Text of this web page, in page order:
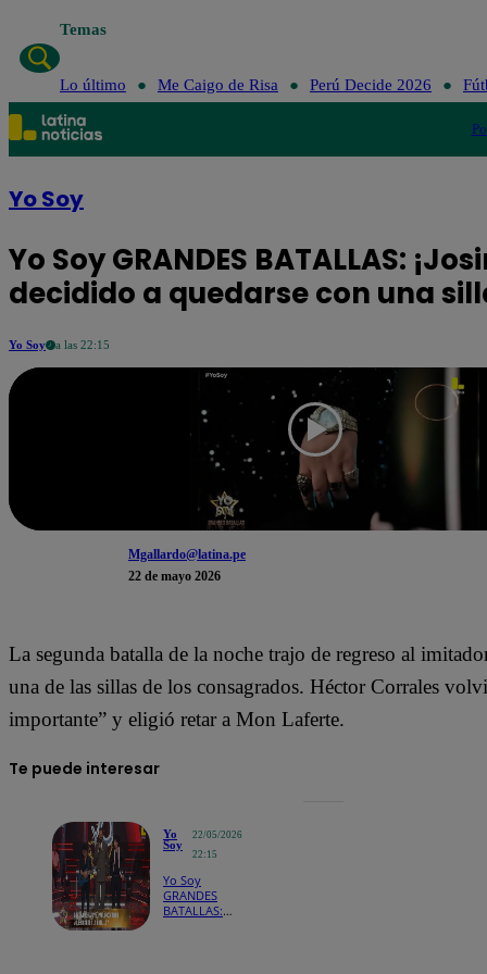
Temas
Lo último Me Caigo de Risa Perú Decide 2026
Yo Soy
Yo Soy GRANDES BATALLAS:
decidido a quedarse con una
Yo Soy a las 22:15
Mgallardo@latina.pe
22 de mayo 2026
La segunda batalla de la noche trajo de regreso al
una de las sillas de los consagrados. Héctor Corrales
importante” y eligió retar a Mon Laferte.
Te puede interesar
Yo
Soy
22/05/2026
22:15
Yo Soy
GRANDES
BATALLAS: